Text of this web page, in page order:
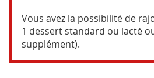
Vous avez la possibilité de
1 dessert standard ou lacté
supplément).